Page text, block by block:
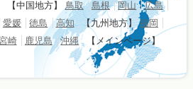
【中国地方】 鳥取 島根 岡山
広島
愛媛 徳島 高知 【九州地方】 福岡
崎 鹿児島 沖縄
【メインページ】